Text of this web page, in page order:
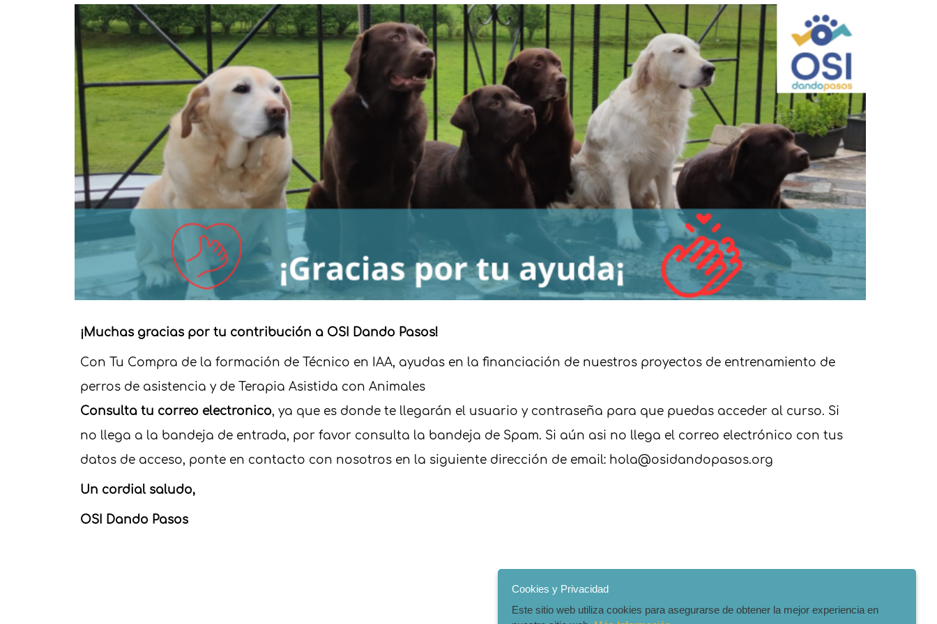
¡Muchas gracias por tu contribución a OSI Dando Pasos!
Con Tu Compra de la formación de Técnico en IAA, ayudas en la financiación de nuestros proyectos de entrenamiento de
perros de asistencia y de Terapia Asistida con Animales
Consulta tu correo electronico, ya que es donde te llegarán el usuario y contraseña para que puedas acceder al curso. Si
no llega a la bandeja de entrada, por favor consulta la bandeja de Spam. Si aún asi no llega el correo electrónico con tus
datos de acceso, ponte en contacto con nosotros en la siguiente dirección de email: hola@osidandopasos.org
Un cordial saludo,
OSI Dando Pasos
Cookies y Privacidad
Este sitio web utiliza cookies para asegurarse de obtener la mejor experiencia en